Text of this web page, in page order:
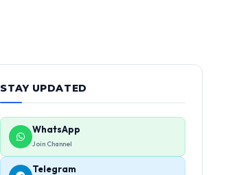
STAY UPDATED
WhatsApp
Join Channel
Telegram